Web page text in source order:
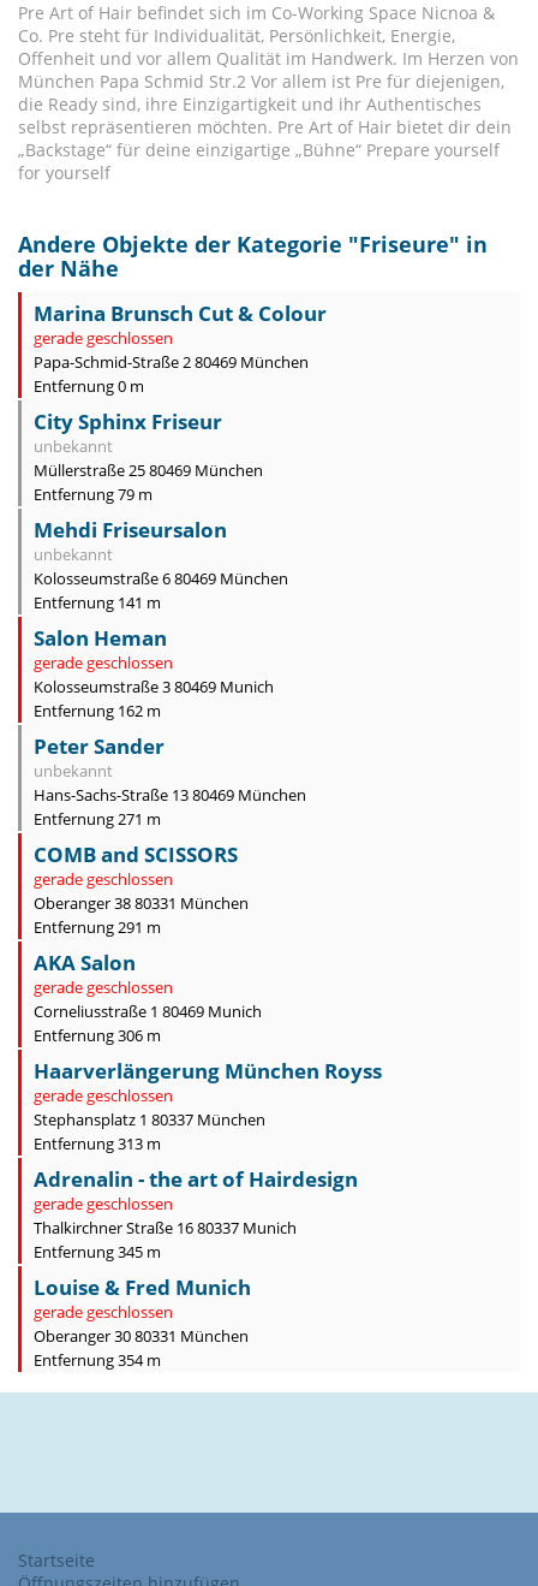
Pre Art of Hair befindet sich im Co-Working Space Nicnoa &
Co. Pre steht für Individualität, Persönlichkeit, Energie,
Offenheit und vor allem Qualität im Handwerk. Im Herzen von
München Papa Schmid Str.2 Vor allem ist Pre für diejenigen,
die Ready sind, ihre Einzigartigkeit und ihr Authentisches
selbst repräsentieren möchten. Pre Art of Hair bietet dir dein
„Backstage“ für deine einzigartige „Bühne“ Prepare yourself
for yourself
Andere Objekte der Kategorie "Friseure" in
der Nähe
Marina Brunsch Cut & Colour
gerade geschlossen
Papa-Schmid-Straße 2 80469 München
Entfernung 0 m
City Sphinx Friseur
unbekannt
Müllerstraße 25 80469 München
Entfernung 79 m
Mehdi Friseursalon
unbekannt
Kolosseumstraße 6 80469 München
Entfernung 141 m
Salon Heman
gerade geschlossen
Kolosseumstraße 3 80469 Munich
Entfernung 162 m
Peter Sander
unbekannt
Hans-Sachs-Straße 13 80469 München
Entfernung 271 m
COMB and SCISSORS
gerade geschlossen
Oberanger 38 80331 München
Entfernung 291 m
AKA Salon
gerade geschlossen
Corneliusstraße 1 80469 Munich
Entfernung 306 m
Haarverlängerung München Royss
gerade geschlossen
Stephansplatz 1 80337 München
Entfernung 313 m
Adrenalin - the art of Hairdesign
gerade geschlossen
Thalkirchner Straße 16 80337 Munich
Entfernung 345 m
Louise & Fred Munich
gerade geschlossen
Oberanger 30 80331 München
Entfernung 354 m
Startseite